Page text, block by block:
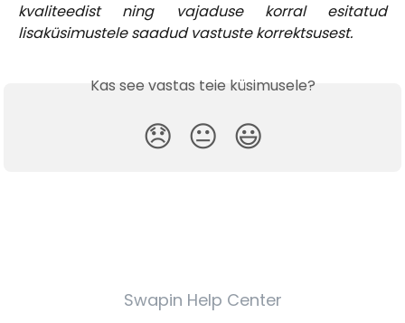
kvaliteedist ning vajaduse korral esitatud
lisaküsimustele saadud vastuste korrektsusest.
Kas see vastas teie küsimusele?
😞 😐 😃
Swapin Help Center